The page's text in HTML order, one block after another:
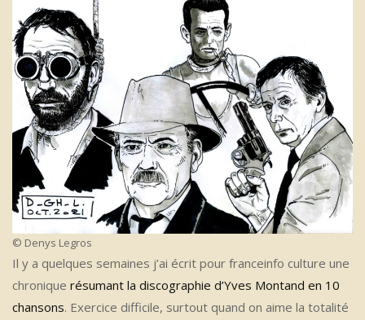
© Denys Legros
Il y a quelques semaines j’ai écrit pour franceinfo culture une
chronique résumant la discographie d’Yves Montand en 10
chansons. Exercice difficile, surtout quand on aime la totalité